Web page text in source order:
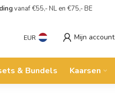
vanaf €55,- NL en €75,- BE
EUR Mijn account
& Bundels Kaarsen